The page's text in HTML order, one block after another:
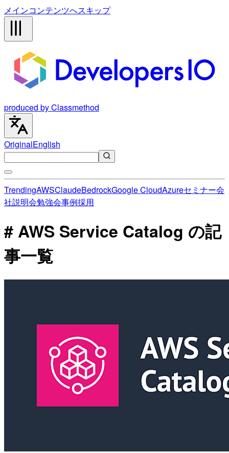
メインコンテンツへスキップ
produced by Classmethod
OriginalEnglish
TrendingAWSClaudeBedrockGoogle CloudAzureセミナー会
社説明会勉強会事例採用
# AWS Service Catalog の記
事一覧